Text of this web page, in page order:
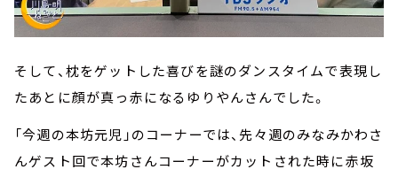
そして、枕をゲットした喜びを謎のダンスタイムで表現し
たあとに顔が真っ赤になるゆりやんさんでした。
「今週の本坊元児」のコーナーでは、先々週のみなみかわさ
んゲスト回で本坊さんコーナーがカットされた時に赤坂